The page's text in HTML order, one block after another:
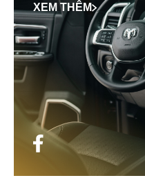
XEM THÊM